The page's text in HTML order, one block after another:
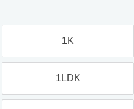
1K
1LDK